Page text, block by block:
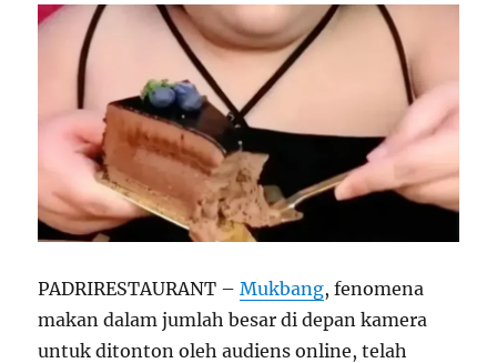
PADRIRESTAURANT –Mukbang, fenomena
makan dalam jumlah besar di depan kamera
untuk ditonton oleh audiens online, telah